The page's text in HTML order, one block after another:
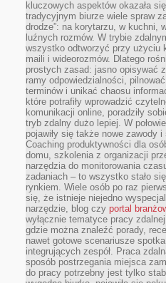
kluczowych aspektów okazała
tradycyjnym biurze wiele spraw
drodze”: na korytarzu, w kuchni,
luźnych rozmów. W trybie
wszystko odtworzyć przy użyciu
maili i wideorozmów. Dlatego
prostych zasad: jasno opisywać
ramy odpowiedzialności,
terminów i unikać chaosu
które potrafiły wprowadzić
komunikacji online, poradziły
tryb zdalny dużo lepiej. W
pojawiły się także nowe zawody
Coaching produktywności dla
domu, szkolenia z organizacji
narzędzia do monitorowania
zadaniach – to wszystko stało
rynkiem. Wiele osób po raz
się, że istnieje niejedno
narzędzie, blog czy portal
wyłącznie tematyce pracy
gdzie można znaleźć porady,
nawet gotowe scenariusze
integrujących zespół. Praca
sposób postrzegania miejsca
do pracy potrzebny jest tylko